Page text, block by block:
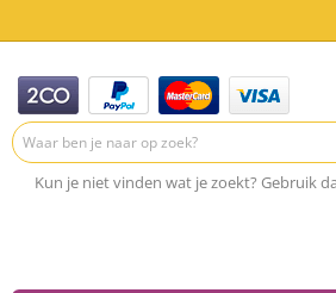
Kun je niet vinden wat je zoekt? Gebruik